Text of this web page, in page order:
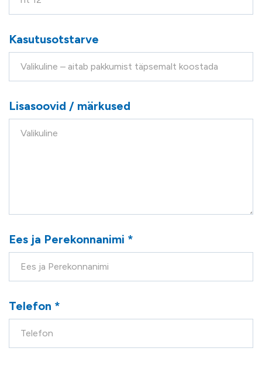
Kasutusotstarve
Lisasoovid / märkused
Ees ja Perekonnanimi *
Telefon *